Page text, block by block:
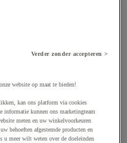
Verder zonder accepteren >
website op maat te bieden!
kan ons platform via cookies
informatie kunnen ons marketingteam
meten en uw winkelvoorkeuren
behoeften afgestemde producten en
u meer wilt weten over de doeleinden